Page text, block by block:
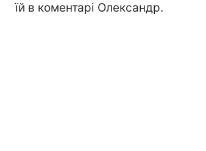
їй в коментарі Олександр.